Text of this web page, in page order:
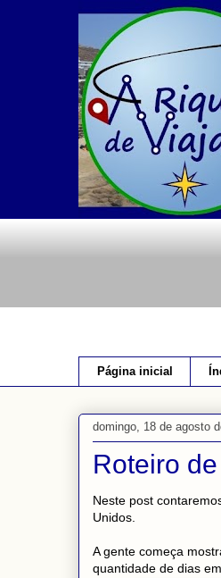
Página inicial
domingo, 18 de agosto
Roteiro
Neste post
Unidos.
A gente começa
quantidade de dias